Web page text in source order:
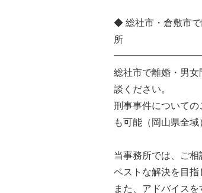
◆ 総社市・倉敷市で
所
総社市で離婚・男
談ください。
刑事事件について
も可能（岡山県全域
当事務所では、ご
ベストな解決を目指
また、アドバイス